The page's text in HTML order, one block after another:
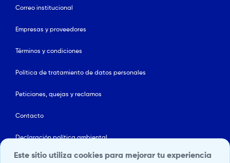
Correo institucional
Empresas y proveedores
Términos y condiciones
Política de tratamiento de datos personales
Peticiones, quejas y reclamos
Contacto
Declaración política ambiental
Línea ética
Este sitio utiliza cookies para mejorar tu experiencia